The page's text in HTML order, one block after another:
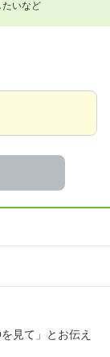
たいなど
見て」とお伝え